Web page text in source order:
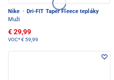
Nike · Dri-FIT Taper Fleece tepláky
Muži
€ 29,99
VOC*€ 59,99